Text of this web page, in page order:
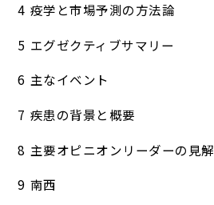
疫学と市場予測の方法論
エグゼクティブサマリー
主なイベント
疾患の背景と概要
主要オピニオンリーダーの見解
南西